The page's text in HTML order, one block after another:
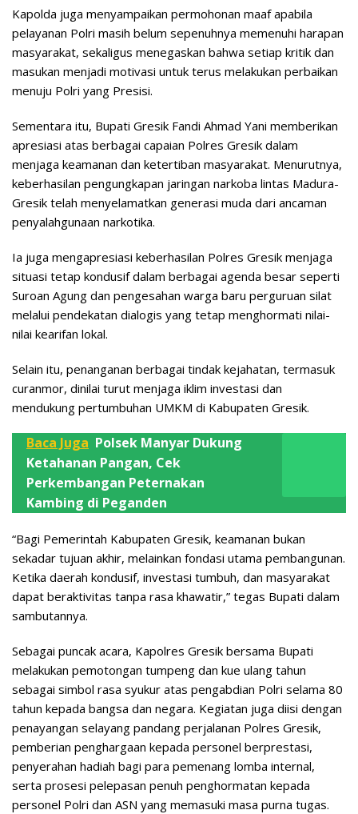
Kapolda juga menyampaikan permohonan maaf apabila
pelayanan Polri masih belum sepenuhnya memenuhi harapan
masyarakat, sekaligus menegaskan bahwa setiap kritik dan
masukan menjadi motivasi untuk terus melakukan perbaikan
menuju Polri yang Presisi.
Sementara itu, Bupati Gresik Fandi Ahmad Yani memberikan
apresiasi atas berbagai capaian Polres Gresik dalam
menjaga keamanan dan ketertiban masyarakat. Menurutnya,
keberhasilan pengungkapan jaringan narkoba lintas Madura-
Gresik telah menyelamatkan generasi muda dari ancaman
penyalahgunaan narkotika.
Ia juga mengapresiasi keberhasilan Polres Gresik menjaga
situasi tetap kondusif dalam berbagai agenda besar seperti
Suroan Agung dan pengesahan warga baru perguruan silat
melalui pendekatan dialogis yang tetap menghormati nilai-
nilai kearifan lokal.
Selain itu, penanganan berbagai tindak kejahatan, termasuk
curanmor, dinilai turut menjaga iklim investasi dan
mendukung pertumbuhan UMKM di Kabupaten Gresik.
Baca Juga Polsek Manyar Dukung
Ketahanan Pangan, Cek
Perkembangan Peternakan
Kambing di Peganden
“Bagi Pemerintah Kabupaten Gresik, keamanan bukan
sekadar tujuan akhir, melainkan fondasi utama pembangunan.
Ketika daerah kondusif, investasi tumbuh, dan masyarakat
dapat beraktivitas tanpa rasa khawatir,” tegas Bupati dalam
sambutannya.
Sebagai puncak acara, Kapolres Gresik bersama Bupati
melakukan pemotongan tumpeng dan kue ulang tahun
sebagai simbol rasa syukur atas pengabdian Polri selama 80
tahun kepada bangsa dan negara. Kegiatan juga diisi dengan
penayangan selayang pandang perjalanan Polres Gresik,
pemberian penghargaan kepada personel berprestasi,
penyerahan hadiah bagi para pemenang lomba internal,
serta prosesi pelepasan penuh penghormatan kepada
personel Polri dan ASN yang memasuki masa purna tugas.